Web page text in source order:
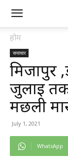
होम
समाचार
जुलाई
मछली
July 1, 2021
WhatsApp